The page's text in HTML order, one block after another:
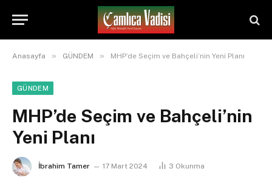
Anasayfa » GÜNDEM » MHP’de Seçim ve Bahçeli’nin Yeni Planı
GÜNDEM
MHP’de Seçim ve Bahçeli’nin
Yeni Planı
İbrahim Tamer 17 Mart 2024 3 Okunma